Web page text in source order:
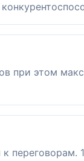
при этом
переговорам.